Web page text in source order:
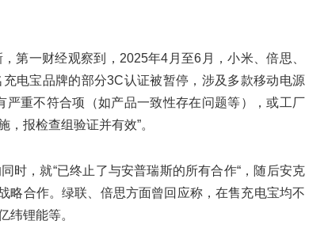
第一财经观察到，2025年4月至6月，小米、倍思、
电宝品牌的部分3C认证被暂停，涉及多款移动电源
严重不符合项（如产品一致性存在问题等），或工厂
报检查组验证并有效”。
时，就“已终止了与安普瑞斯的所有合作“，随后安克
略合作。绿联、倍思方面曾回应称，在售充电宝均不
纬锂能等。